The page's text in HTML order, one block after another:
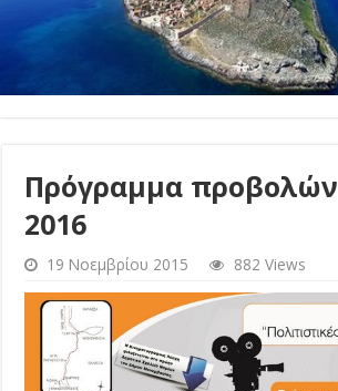
Πρόγραμμα προβολών
2016
19 Νοεμβρίου 2015 882 Views